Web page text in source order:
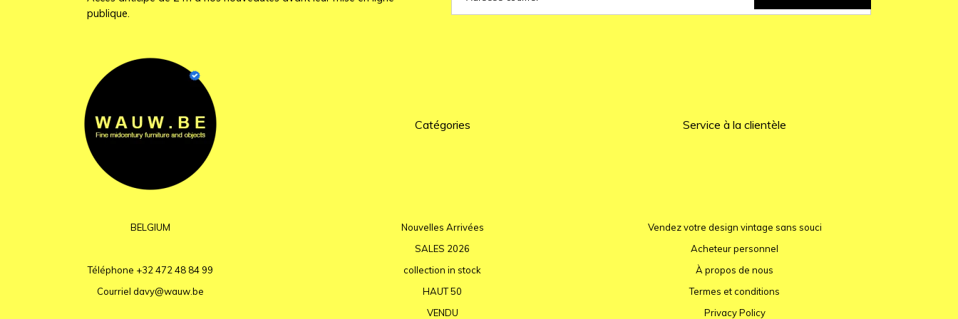
publique.
BELGIUM
Téléphone +32 472 48 84 99
Courriel davy@wauw.be
Catégories
Nouvelles Arrivées
SALES 2026
collection in stock
HAUT 50
VENDU
Service à la clientèle
Vendez votre design vintage sans souci
Acheteur personnel
À propos de nous
Termes et conditions
Privacy Policy